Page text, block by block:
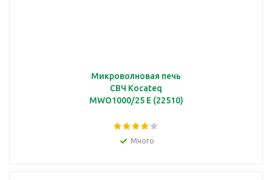
Микроволновая печь
СВЧ Kocateq
MWO1000/25 E (22510)
Много